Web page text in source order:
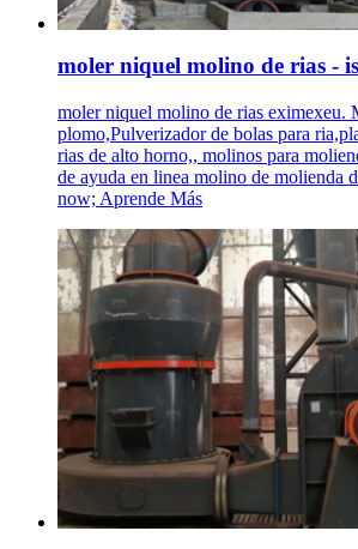
moler niquel molino de rias -
moler niquel molino de rias eximexeu.
plomo,Pulverizador de bolas para
rias de alto horno,, molinos para
de ayuda en linea molino de molienda
now; Aprende Más